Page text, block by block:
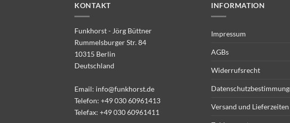
KONTAKT
Funkhorst - Jörg Büttner
Rummelsburger Str. 84
10315 Berlin
Deutschland
Email: info@funkhorst.de
Telefon: +49 030 60961413
Telefax: +49 030 60961411
INFORMATION
Impressum
AGBs
Widerrufsrecht
Versand und Lieferzeiten